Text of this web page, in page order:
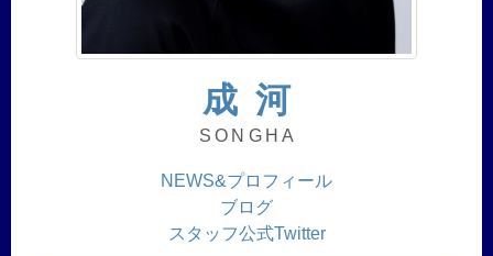
成 河
SONGHA
NEWS&プロフィール
ブログ
スタッフ公式Twitter